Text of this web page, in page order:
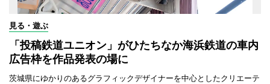
見る・遊ぶ
「投稿鉄道ユニオン」がひたちなか海浜鉄道の車内
広告枠を作品発表の場に
茨城県にゆかりのあるグラフィックデザイナーを中心としたクリエーテ